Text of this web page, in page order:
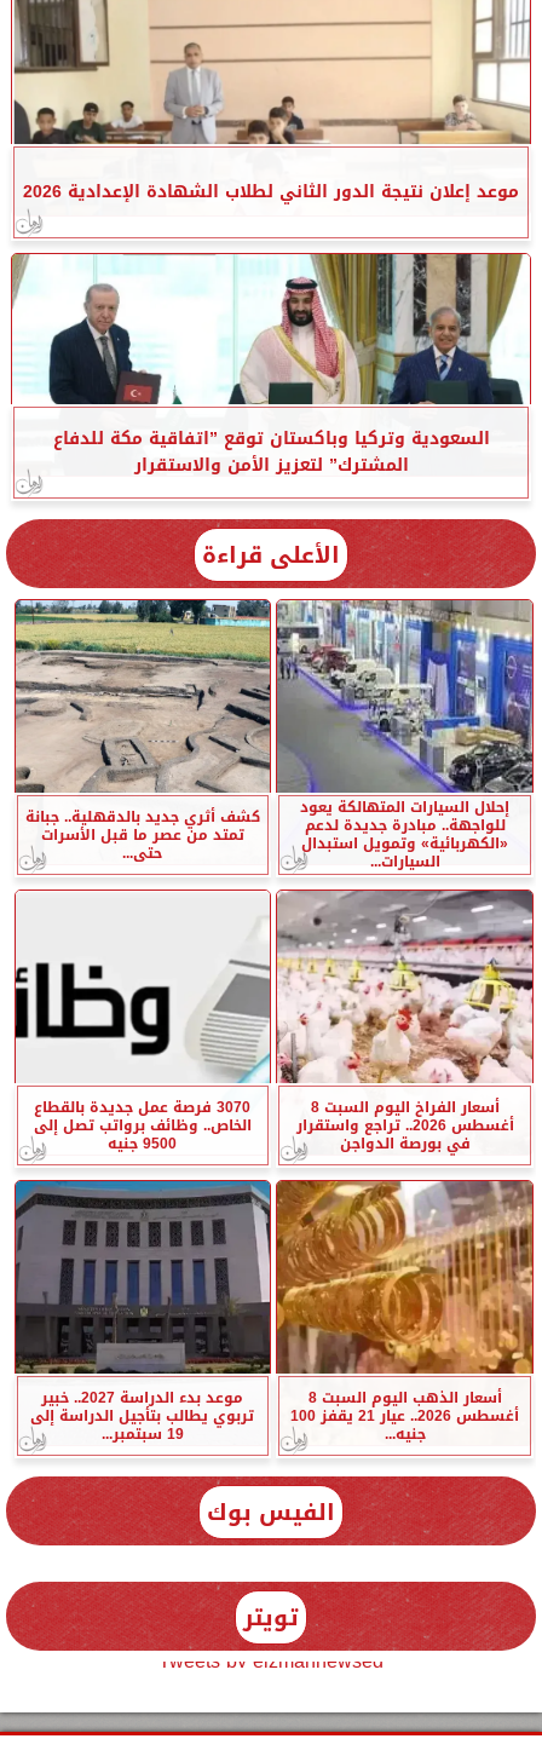
موعد إعلان نتيجة الدور الثاني لطلاب الشهادة الإعدادية 2026
السعودية وتركيا وباكستان توقع ”اتفاقية مكة للدفاع
المشترك” لتعزيز الأمن والاستقرار
الأعلى قراءة
إحلال السيارات المتهالكة يعود
للواجهة.. مبادرة جديدة لدعم
«الكهربائية» وتمويل استبدال
السيارات...
كشف أثري جديد بالدقهلية.. جبانة
تمتد من عصر ما قبل الأسرات
حتى...
أسعار الفراخ اليوم السبت 8
أغسطس 2026.. تراجع واستقرار
في بورصة الدواجن
3070 فرصة عمل جديدة بالقطاع
الخاص.. وظائف برواتب تصل إلى
9500 جنيه
أسعار الذهب اليوم السبت 8
أغسطس 2026.. عيار 21 يقفز 100
جنيه...
موعد بدء الدراسة 2027.. خبير
تربوي يطالب بتأجيل الدراسة إلى
19 سبتمبر...
الفيس بوك
تويتر
Tweets by elzmannewseg